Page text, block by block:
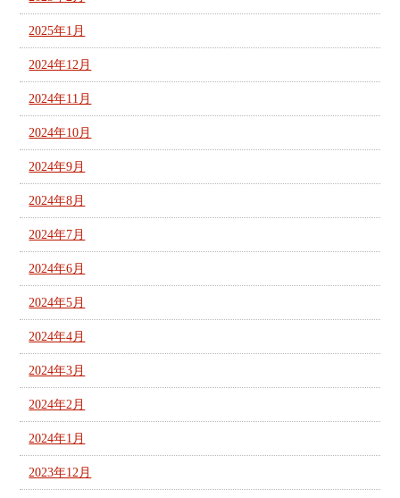
2025年1月
2024年12月
2024年11月
2024年10月
2024年9月
2024年8月
2024年7月
2024年6月
2024年5月
2024年4月
2024年3月
2024年2月
2024年1月
2023年12月